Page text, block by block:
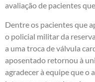
avaliação de pacientes
Dentre os pacientes que
o policial militar da
a uma troca de válvula
aposentado retornou à
agradecer à equipe que o